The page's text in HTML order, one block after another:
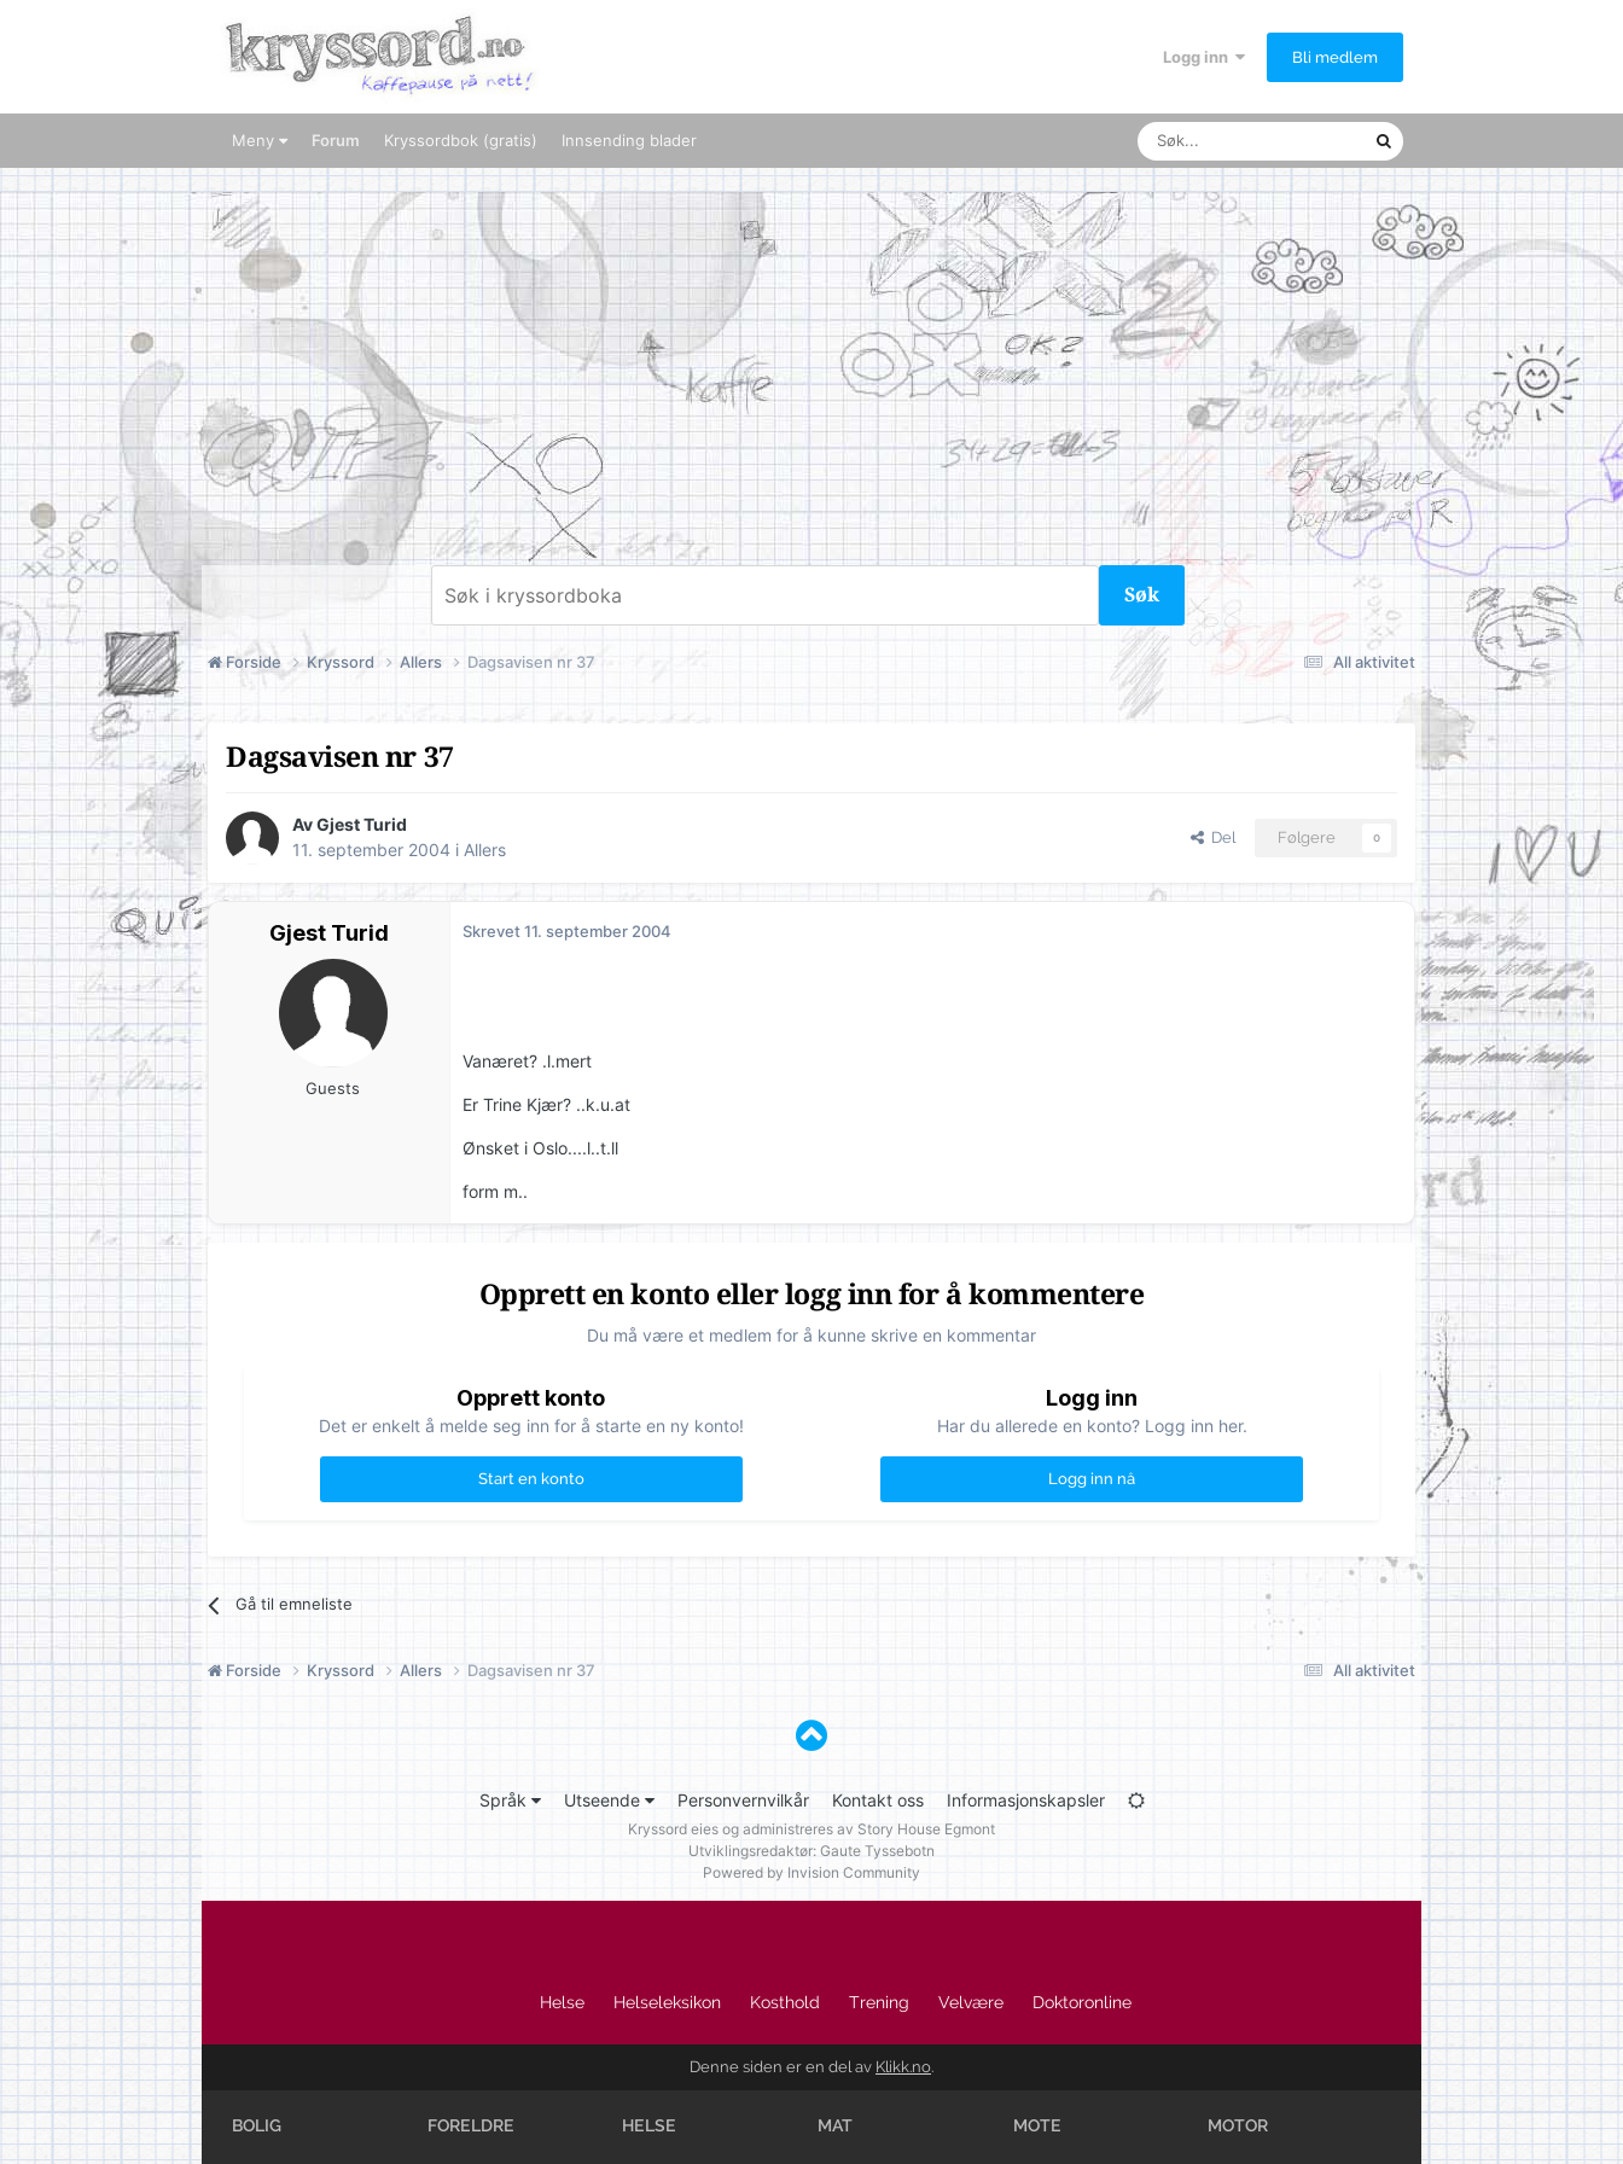
Logg inn Bli medlem
Meny Forum Kryssordbok (gratis) Innsending blader
Søk
All aktivitet
Forside Kryssord Allers Dagsavisen nr 37
Dagsavisen nr 37
Av Gjest Turid
11. september 2004 i Allers
Del Følgere 0
Gjest Turid
Guests
Skrevet11. september 2004
Vanæret? .l.mert
Er Trine Kjær? ..k.u.at
Ønsket i Oslo....l..t.ll
form m..
Opprett en konto eller logg inn for å kommentere
Du må være et medlem for å kunne skrive en kommentar
Opprett konto
Det er enkelt å melde seg inn for å starte en ny konto!
Start en konto
Logg inn
Har du allerede en konto? Logg inn her.
Logg inn nå
Gå til emneliste
All aktivitet
Forside Kryssord Allers Dagsavisen nr 37
Språk Utseende Personvernvilkår Kontakt oss Informasjonskapsler
Kryssord eies og administreres av Story House Egmont
Utviklingsredaktør: Gaute Tyssebotn
Powered by Invision Community
Helse Helseleksikon Kosthold Trening Velvære Doktoronline
Denne siden er en del av Klikk.no.
BOLIG FORELDRE HELSE MAT MOTE MOTOR